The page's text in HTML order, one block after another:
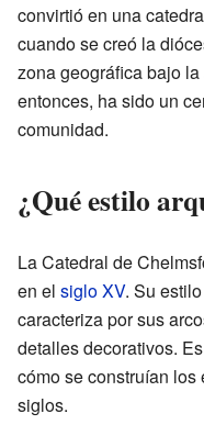
convirtió en una
cuando se creó la
zona geográfica bajo
entonces, ha sido un
comunidad.
¿Qué estilo
La Catedral de
en el siglo XV. Su
caracteriza por sus
detalles decorativos.
cómo se construían
siglos.